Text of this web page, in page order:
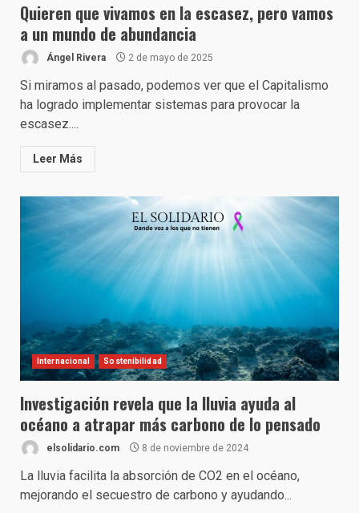
Quieren que vivamos en la escasez, pero vamos
a un mundo de abundancia
Ángel Rivera 2 de mayo de 2025
Si miramos al pasado, podemos ver que el Capitalismo
ha logrado implementar sistemas para provocar la
escasez....
Leer Más
Internacional Sostenibilidad
Investigación revela que la lluvia ayuda al
océano a atrapar más carbono de lo pensado
elsolidario.com 8 de noviembre de 2024
La lluvia facilita la absorción de CO2 en el océano,
mejorando el secuestro de carbono y ayudando...